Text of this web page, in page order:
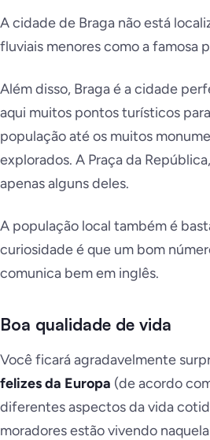
A cidade de Braga não está
fluviais menores como a famosa
Além disso, Braga é a cidade
aqui muitos pontos turísticos
população até os muitos
explorados. A Praça da
apenas alguns deles.
A população local também é
curiosidade é que um bom
comunica bem em inglês.
Boa qualidade de vida
Você ficará agradavelmente
felizes da Europa (de acordo
diferentes aspectos da vida
moradores estão vivendo